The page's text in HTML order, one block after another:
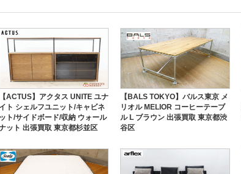
【ACTUS】アクタス UNITE ユナ
イト シェルフユニット/キャビネ
ット/サイドボード/収納 ウォール
ット 出張買取 東京都杉並区
【BALS TOKYO】バルス東京 メ
リオル MELIOR コーヒーテーブ
ル L ブラウン 出張買取 東京都渋
谷区